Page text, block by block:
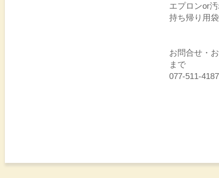
エプロンor
持ち帰り用袋
お問合せ・
まで
077-511-